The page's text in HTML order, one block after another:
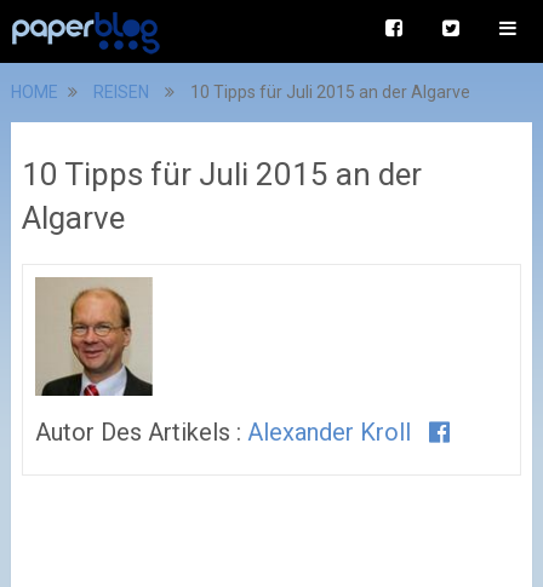
HOME REISEN 10 Tipps für Juli 2015 an der Algarve
10 Tipps für Juli 2015 an der
Algarve
Autor Des Artikels : Alexander Kroll